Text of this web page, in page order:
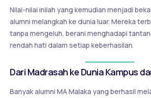
Nilai-nilai inilah yang kemudian menjadi
alumni melangkah ke dunia luar. Mereka
tanpa mengeluh, berani menghadapi
rendah hati dalam setiap keberhasilan.
Dari Madrasah ke Dunia Kampus
Banyak alumni MA Malaka yang berhasil